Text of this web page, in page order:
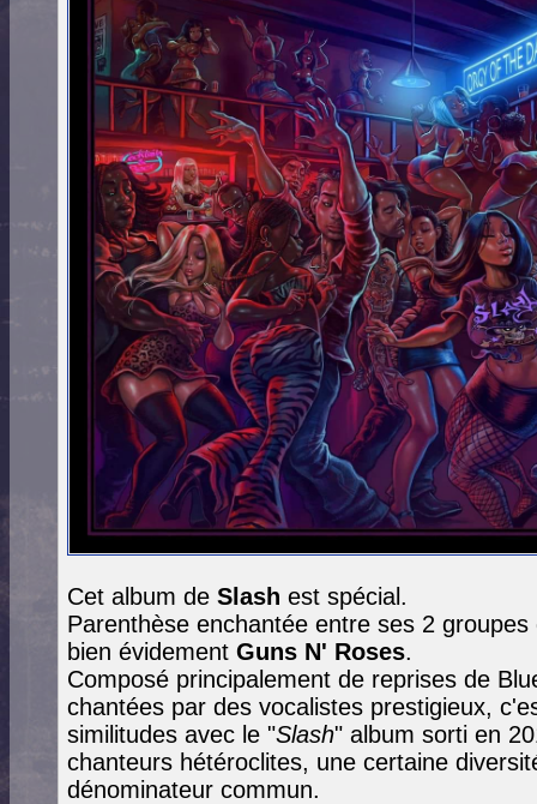
Cet album de Slash est spécial.
Parenthèse enchantée entre ses 2
bien évidement Guns N' Roses.
Composé principalement de reprises de
chantées par des vocalistes prestigieux,
similitudes avec le "Slash" album sorti en
chanteurs hétéroclites, une certaine
dénominateur commun.